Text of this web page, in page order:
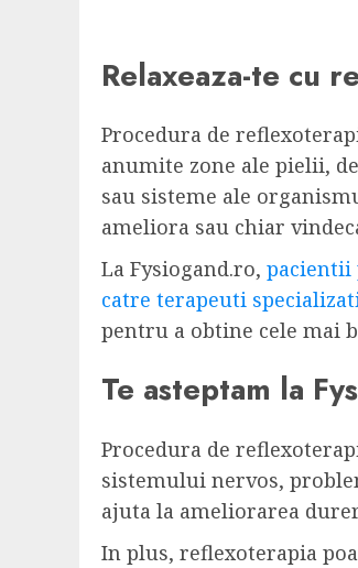
Relaxeaza-te cu
Procedura de
anumite zone ale pielii,
sau sisteme ale
ameliora sau chiar
La Fysiogand.ro, pacientii
catre terapeuti
pentru a obtine cele mai
Te asteptam la
Procedura de
sistemului nervos,
ajuta la ameliorarea
In plus, reflexoterapia